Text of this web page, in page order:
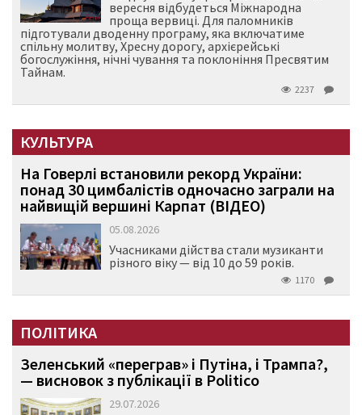
вересня відбудеться Міжнародна
проща вервиці. Для паломників
підготували дводенну програму, яка включатиме
спільну молитву, Хресну дорогу, архієрейські
богослужіння, нічні чування та поклоніння Пресвятим
Тайнам.
2237
КУЛЬТУРА
На Говерлі встановили рекорд України:
понад 30 цимбалістів одночасно заграли на
найвищій вершині Карпат (ВІДЕО)
05.08.2026
Учасниками дійства стали музиканти
різного віку — від 10 до 59 років.
1170
ПОЛІТИКА
Зеленський «переграв» і Путіна, і Трампа?,
— висновок з публікації в Politico
29.07.2026